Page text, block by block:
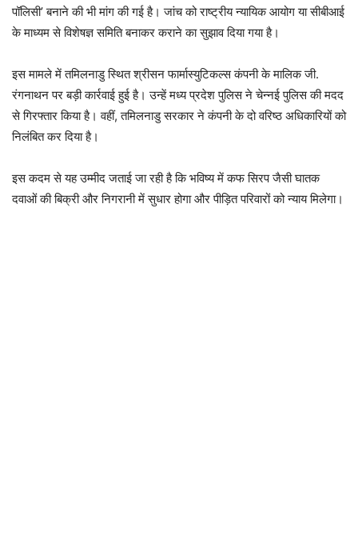
पॉलिसी’ बनाने की भी मांग की गई है। जांच को राष्ट्रीय न्यायिक आयोग या सीबीआई
के माध्यम से विशेषज्ञ समिति बनाकर कराने का सुझाव दिया गया है।
इस मामले में तमिलनाडु स्थित श्रीसन फार्मास्युटिकल्स कंपनी के मालिक जी.
रंगनाथन पर बड़ी कार्रवाई हुई है। उन्हें मध्य प्रदेश पुलिस ने चेन्नई पुलिस की मदद
से गिरफ्तार किया है। वहीं, तमिलनाडु सरकार ने कंपनी के दो वरिष्ठ अधिकारियों को
निलंबित कर दिया है।
इस कदम से यह उम्मीद जताई जा रही है कि भविष्य में कफ सिरप जैसी घातक
दवाओं की बिक्री और निगरानी में सुधार होगा और पीड़ित परिवारों को न्याय मिलेगा।